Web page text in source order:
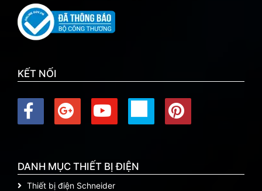
KẾT NỐI
DANH MỤC THIẾT BỊ ĐIỆN
Thiết bị điện Schneider